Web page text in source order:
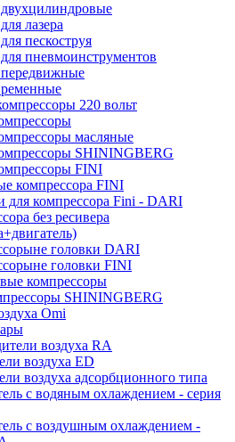
лазера
пескоструя
пневмоинструментов
220 вольт
масляные
SHININGBERG
FINI
компрессора FINI
для компрессора Fini - DARI
без ресивера
головки DARI
головки FINI
компрессоры
SHININGBERG
Omi
воздуха RA
воздуха ED
воздуха адсорбционного типа
с водяным охлаждением - серия
с воздушным охлаждением -